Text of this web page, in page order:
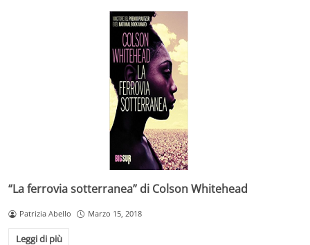
“La ferrovia sotterranea” di Colson Whitehead
Patrizia Abello Marzo 15, 2018
Leggi di più